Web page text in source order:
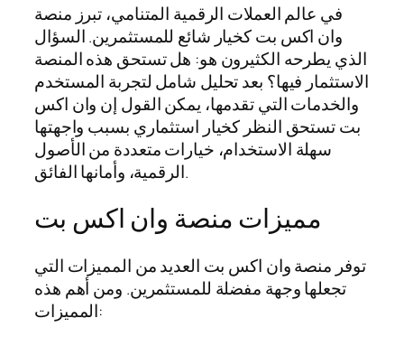
في عالم العملات الرقمية المتنامي، تبرز منصة
وان اكس بت كخيار شائع للمستثمرين. السؤال
الذي يطرحه الكثيرون هو: هل تستحق هذه المنصة
الاستثمار فيها؟ بعد تحليل شامل لتجربة المستخدم
والخدمات التي تقدمها، يمكن القول إن وان اكس
بت تستحق النظر كخيار استثماري بسبب واجهتها
سهلة الاستخدام، خيارات متعددة من الأصول
الرقمية، وأمانها الفائق.
مميزات منصة وان اكس بت
توفر منصة وان اكس بت العديد من المميزات التي
تجعلها وجهة مفضلة للمستثمرين. ومن أهم هذه
المميزات: